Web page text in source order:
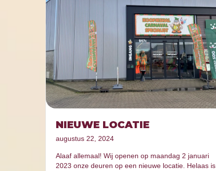
NIEUWE LOCATIE
augustus 22, 2024
Alaaf allemaal! Wij openen op maandag 2 januari
2023 onze deuren op een nieuwe locatie. Helaas is